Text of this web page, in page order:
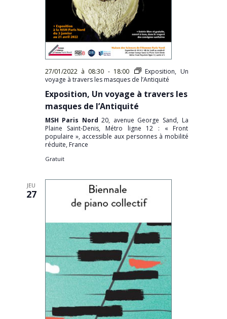
27/01/2022 à 08:30 - 18:00
Exposition, Un
voyage à travers les masques de l’Antiquité
Exposition, Un voyage à travers les
masques de l’Antiquité
MSH Paris Nord20, avenue George Sand, La
Plaine Saint-Denis, Métro ligne 12 : « Front
populaire », accessible aux personnes à mobilité
réduite, France
Gratuit
JEU
27